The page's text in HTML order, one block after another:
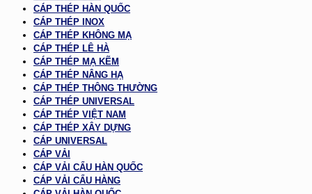
CÁP THÉP HÀN QUỐC
CÁP THÉP INOX
CÁP THÉP KHÔNG MẠ
CÁP THÉP LÊ HÀ
CÁP THÉP MẠ KẼM
CÁP THÉP NÂNG HẠ
CÁP THÉP THÔNG THƯỜNG
CÁP THÉP UNIVERSAL
CÁP THÉP VIỆT NAM
CÁP THÉP XÂY DỰNG
CÁP UNIVERSAL
CÁP VẢI
CÁP VẢI CẨU HÀN QUỐC
CÁP VẢI CẨU HÀNG